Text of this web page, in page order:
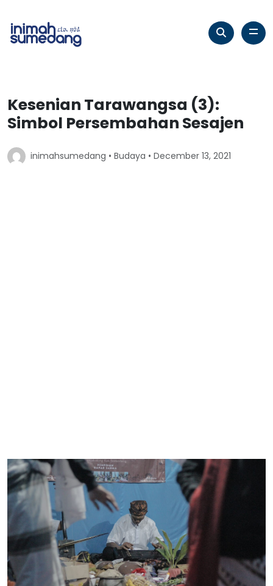
Kesenian Tarawangsa (3):
Simbol Persembahan Sesajen
inimahsumedang • Budaya • December 13, 2021